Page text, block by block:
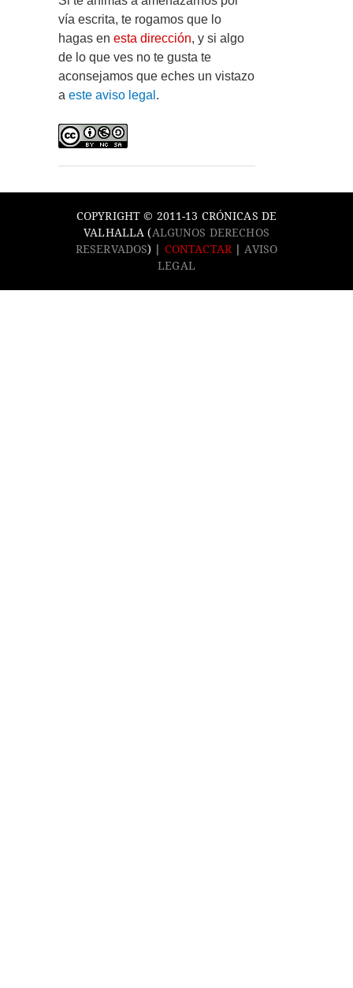
vía escrita, te rogamos que lo
hagas en esta dirección, y si algo
de lo que ves no te gusta te
aconsejamos que eches un vistazo
a este aviso legal .
COPYRIGHT © 2011-13 CRÓNICAS DE
VALHALLA (ALGUNOS DERECHOS
RESERVADOS) | CONTACTAR
AVISO
LEGAL